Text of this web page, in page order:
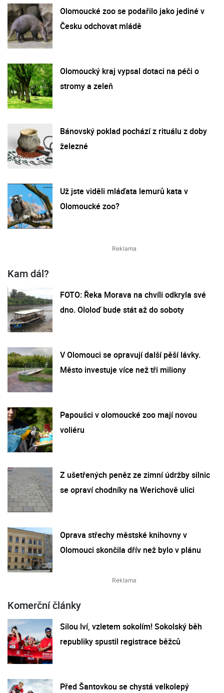
Olomoucké zoo se podařilo jako jediné v
Česku odchovat mládě
Olomoucký kraj vypsal dotaci na péči o
stromy a zeleň
Bánovský poklad pochází z rituálu z doby
železné
Už jste viděli mláďata lemurů kata v
Olomoucké zoo?
Kam dál?
FOTO: Řeka Morava na chvíli odkryla své
dno. Ololoď bude stát až do soboty
V Olomouci se opravují další pěší lávky.
Město investuje více než tři miliony
Papoušci v olomoucké zoo mají novou
voliéru
Z ušetřených peněz ze zimní údržby silnic
se opraví chodníky na Werichově ulici
Oprava střechy městské knihovny v
Olomouci skončila dřív než bylo v plánu
Komerční články
Silou lví, vzletem sokolím! Sokolský běh
republiky spustil registrace běžců
Před Šantovkou se chystá velkolepý